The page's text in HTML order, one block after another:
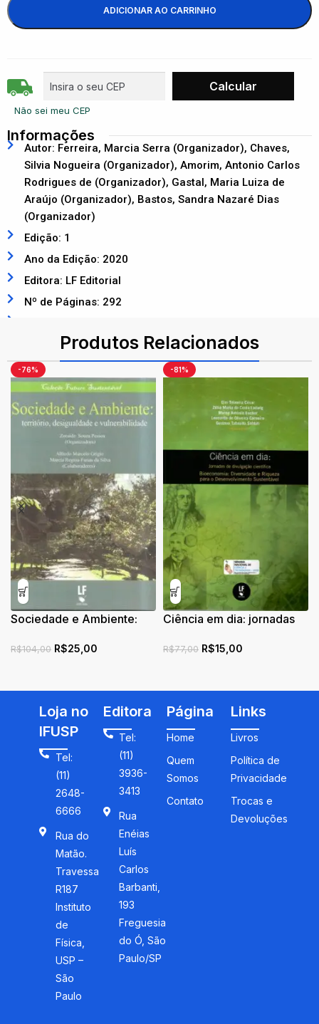
ADICIONAR AO CARRINHO
Não sei meu CEP
Informações
Autor: Ferreira, Marcia Serra (Organizador), Chaves,
Silvia Nogueira (Organizador), Amorim, Antonio Carlos
Rodrigues de (Organizador), Gastal, Maria Luiza de
Araújo (Organizador), Bastos, Sandra Nazaré Dias
(Organizador)
Edição: 1
Ano da Edição: 2020
Editora: LF Editorial
Nº de Páginas: 292
Produtos Relacionados
-76%
Sociedade e Ambiente:
vulnerabilidade
R$104,00 R$25,00
-81%
Ciência em dia: jornadas
bioeconomia: diversidade
R$77,00 R$15,00
Loja no
IFUSP
Tel:
(11)
2648-
6666
Rua do
Matão.
Travessa
R187
Instituto
de
Física,
USP –
São
Paulo
Editora
Tel:
(11)
3936-
3413
Rua
Enéias
Luís
Carlos
Barbanti,
193
Freguesia
do Ó, São
Paulo/SP
Página
Home
Quem
Somos
Contato
Links
Livros
Política de
Privacidade
Trocas e
Devoluções